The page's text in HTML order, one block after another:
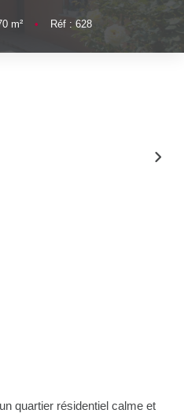
m² • Réf : 628
quartier résidentiel calme et